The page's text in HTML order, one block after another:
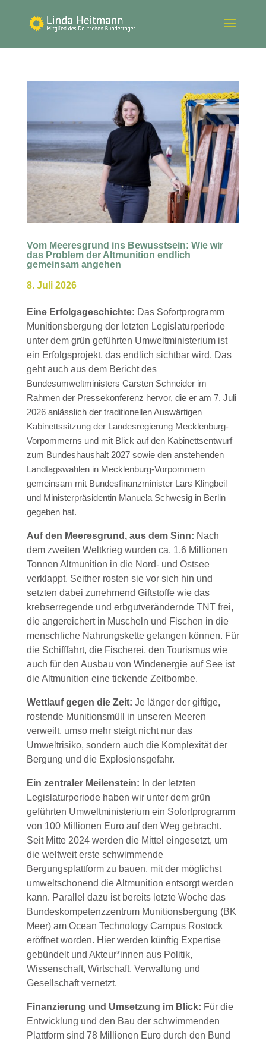
Vom Meeresgrund ins Bewusstsein: Wie wir
das Problem der Altmunition endlich
gemeinsam angehen
8. Juli 2026
Eine Erfolgsgeschichte: Das Sofortprogramm
Munitionsbergung der letzten Legislaturperiode
unter dem grün geführten Umweltministerium ist
ein Erfolgsprojekt, das endlich sichtbar wird. Das
geht auch aus dem Bericht des
Bundesumweltministers Carsten Schneider im
Rahmen der Pressekonferenz hervor, die er am 7. Juli
2026 anlässlich der traditionellen Auswärtigen
Kabinettssitzung der Landesregierung Mecklenburg-
Vorpommerns und mit Blick auf den Kabinettsentwurf
zum Bundeshaushalt 2027 sowie den anstehenden
Landtagswahlen in Mecklenburg-Vorpommern
gemeinsam mit Bundesfinanzminister Lars Klingbeil
und Ministerpräsidentin Manuela Schwesig in Berlin
gegeben hat.
Auf den Meeresgrund, aus dem Sinn: Nach
dem zweiten Weltkrieg wurden ca. 1,6 Millionen
Tonnen Altmunition in die Nord- und Ostsee
verklappt. Seither rosten sie vor sich hin und
setzten dabei zunehmend Giftstoffe wie das
krebserregende und erbgutverändernde TNT frei,
die angereichert in Muscheln und Fischen in die
menschliche Nahrungskette gelangen können. Für
die Schifffahrt, die Fischerei, den Tourismus wie
auch für den Ausbau von Windenergie auf See ist
die Altmunition eine tickende Zeitbombe.
Wettlauf gegen die Zeit: Je länger der giftige,
rostende Munitionsmüll in unseren Meeren
verweilt, umso mehr steigt nicht nur das
Umweltrisiko, sondern auch die Komplexität der
Bergung und die Explosionsgefahr.
Ein zentraler Meilenstein: In der letzten
Legislaturperiode haben wir unter dem grün
geführten Umweltministerium ein Sofortprogramm
von 100 Millionen Euro auf den Weg gebracht.
Seit Mitte 2024 werden die Mittel eingesetzt, um
die weltweit erste schwimmende
Bergungsplattform zu bauen, mit der möglichst
umweltschonend die Altmunition entsorgt werden
kann. Parallel dazu ist bereits letzte Woche das
Bundeskompetenzzentrum Munitionsbergung (BK
Meer) am Ocean Technology Campus Rostock
eröffnet worden. Hier werden künftig Expertise
gebündelt und Akteur*innen aus Politik,
Wissenschaft, Wirtschaft, Verwaltung und
Gesellschaft vernetzt.
Finanzierung und Umsetzung im Blick: Für die
Entwicklung und den Bau der schwimmenden
Plattform sind 78 Millionen Euro durch den Bund